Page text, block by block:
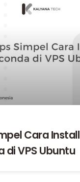
Cara Install
di VPS Ubuntu